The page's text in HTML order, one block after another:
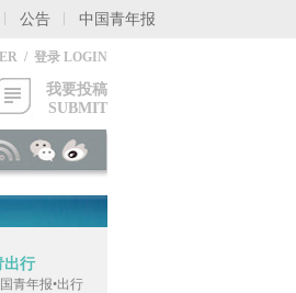
公告 中国青年报
/ 登录 LOGIN
我要投稿
SUBMIT
出行
国青年报•出行